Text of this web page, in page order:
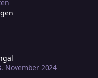
November 2024